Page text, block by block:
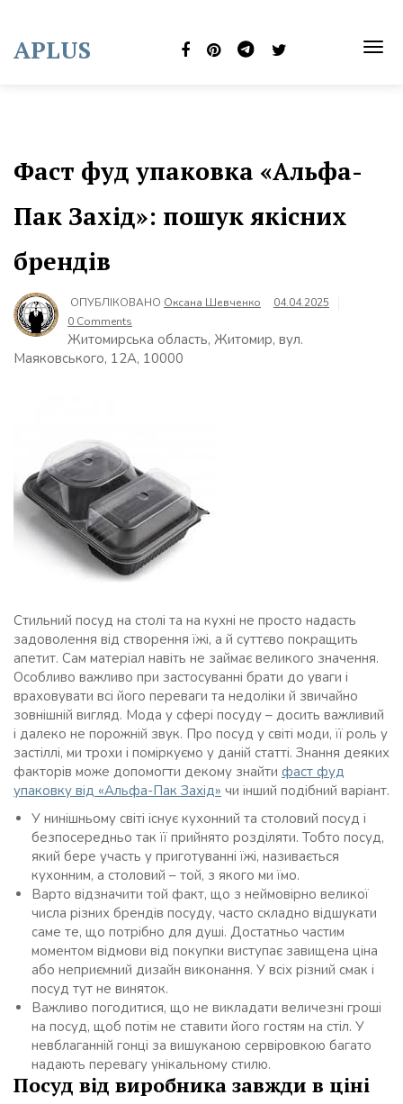
content
APLUS
Фаст фуд упаковка «Альфа-
Пак Захід»: пошук якісних
брендів
ОПУБЛІКОВАНО Оксана Шевченко
04.04.2025
0 Comments
Житомирська область, Житомир, вул.
Маяковського, 12А, 10000
Стильний посуд на столі та на кухні не просто надасть
задоволення від створення їжі, а й суттєво покращить
апетит. Сам матеріал навіть не займає великого значення.
Особливо важливо при застосуванні брати до уваги і
враховувати всі його переваги та недоліки й звичайно
зовнішній вигляд. Мода у сфері посуду – досить важливий
і далеко не порожній звук. Про посуд у світі моди, її роль у
застіллі, ми трохи і поміркуємо у даній статті. Знання деяких
факторів може допомогти декому знайти фаст фуд
упаковку від «Альфа-Пак Захід» чи інший подібний варіант.
У нинішньому світі існує кухонний та столовий посуд і
безпосередньо так її прийнято розділяти. Тобто посуд,
який бере участь у приготуванні їжі, називається
кухонним, а столовий – той, з якого ми їмо.
Варто відзначити той факт, що з неймовірно великої
числа різних брендів посуду, часто складно відшукати
саме те, що потрібно для душі. Достатньо частим
моментом відмови від покупки виступає завищена ціна
або неприємний дизайн виконання. У всіх різний смак і
посуд тут не виняток.
Важливо погодитися, що не викладати величезні гроші
на посуд, щоб потім не ставити його гостям на стіл. У
невблаганній гонці за вишуканою сервіровкою багато
надають перевагу унікальному стилю.
Посуд від виробника завжди в ціні